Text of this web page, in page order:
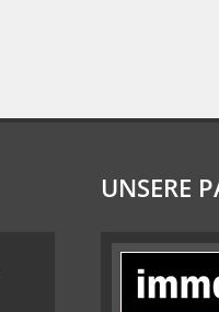
UNSERE